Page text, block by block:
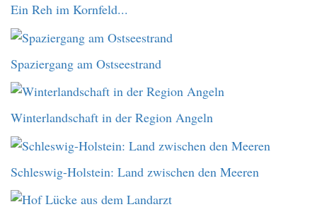
Ein Reh im Kornfeld...
Spaziergang am Ostseestrand
Winterlandschaft in der Region Angeln
Schleswig-Holstein: Land zwischen den Meeren